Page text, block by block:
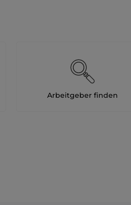
Arbeitgeber finden